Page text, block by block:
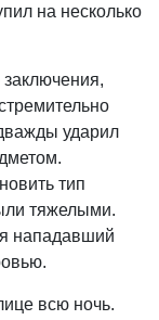
на несколько
ударил
тип
тяжелыми.
нападавший
всю ночь.